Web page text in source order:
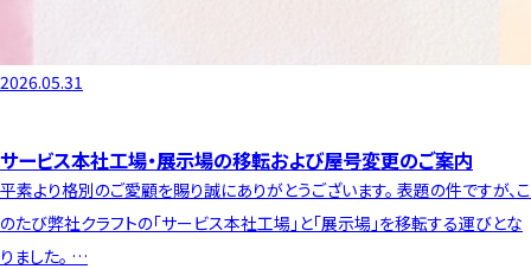
2026.05.31
サービス本社工場・展示場の移転および屋号変更のご案内
平素より格別のご愛顧を賜り誠にありがとうございます。 表題の件ですが、こ
のたび弊社クラフトの「サービス本社工場」と「展示場」を移転する運びとな
りました。 …